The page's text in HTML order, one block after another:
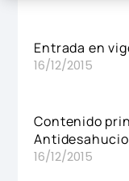
Entrada en
16/12/2015
Contenido
16/12/2015